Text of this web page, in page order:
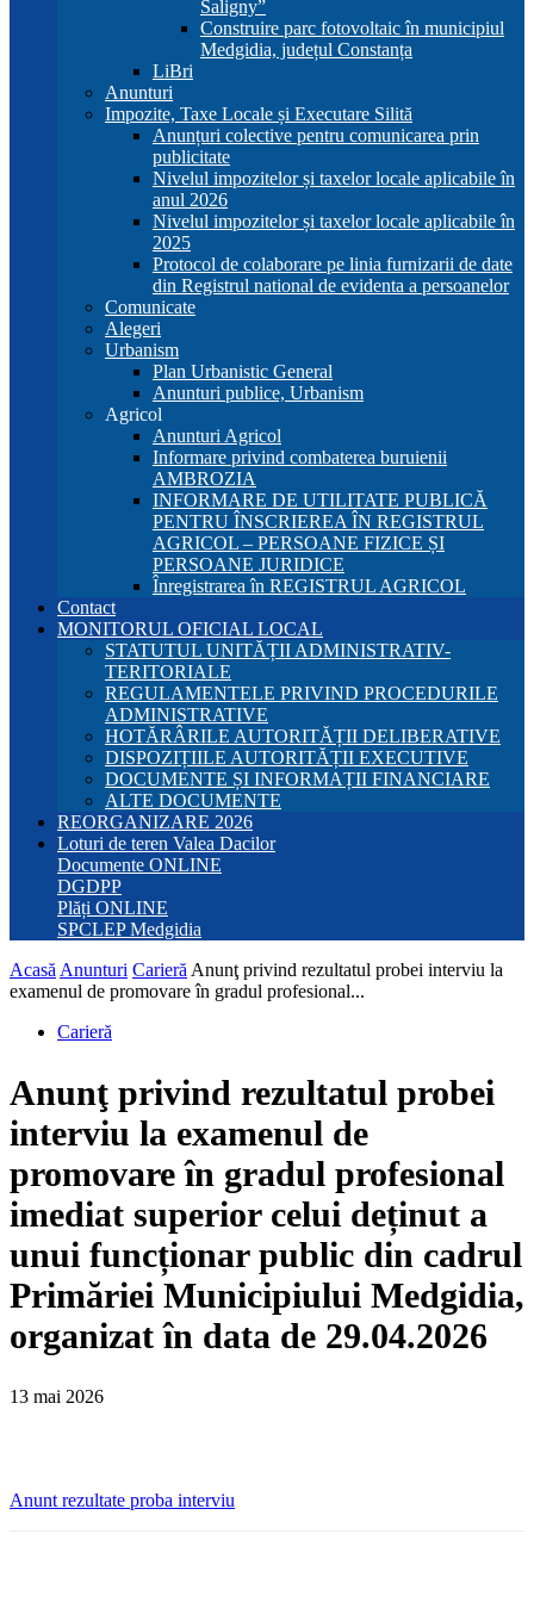
Saligny”
Construire parc fotovoltaic în municipiul
Medgidia, județul Constanța
LiBri
Anunturi
Impozite, Taxe Locale și Executare Silită
Anunțuri colective pentru comunicarea prin
publicitate
Nivelul impozitelor și taxelor locale aplicabile în
anul 2026
Nivelul impozitelor și taxelor locale aplicabile în
2025
Protocol de colaborare pe linia furnizarii de date
din Registrul national de evidenta a persoanelor
Comunicate
Alegeri
Urbanism
Plan Urbanistic General
Anunturi publice, Urbanism
Agricol
Anunturi Agricol
Informare privind combaterea buruienii
AMBROZIA
INFORMARE DE UTILITATE PUBLICĂ
PENTRU ÎNSCRIEREA ÎN REGISTRUL
AGRICOL – PERSOANE FIZICE ȘI
PERSOANE JURIDICE
Înregistrarea în REGISTRUL AGRICOL
Contact
MONITORUL OFICIAL LOCAL
STATUTUL UNITĂȚII ADMINISTRATIV-
TERITORIALE
REGULAMENTELE PRIVIND PROCEDURILE
ADMINISTRATIVE
HOTĂRÂRILE AUTORITĂȚII DELIBERATIVE
DISPOZIȚIILE AUTORITĂȚII EXECUTIVE
DOCUMENTE ȘI INFORMAȚII FINANCIARE
ALTE DOCUMENTE
REORGANIZARE 2026
Loturi de teren Valea Dacilor
Documente ONLINE
DGDPP
Plăți ONLINE
SPCLEP Medgidia
Acasă Anunturi Carieră Anunţ privind rezultatul probei interviu la
examenul de promovare în gradul profesional...
Carieră
Anunţ privind rezultatul probei
interviu la examenul de
promovare în gradul profesional
imediat superior celui deținut a
unui funcționar public din cadrul
Primăriei Municipiului Medgidia,
organizat în data de 29.04.2026
13 mai 2026
Anunt rezultate proba interviu